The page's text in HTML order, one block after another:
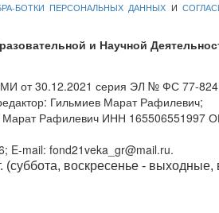
БОТКИ ПЕРСОНАЛЬНЫХ ДАННЫХ И
и Научной
от 30.12.2021 серия ЭЛ № ФС 77-
Гильмиев Марат Рафилевич;
Марат Рафилевич ИНН 165506551997
E-mail: fond21veka_gr@mail.ru.
(суббота, воскресенье - выходные,